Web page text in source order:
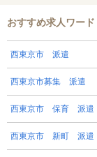
おすすめ求人ワード
西東京市 派遣
西東京市募集 派遣
西東京市 保育 派遣
西東京市 新町 派遣